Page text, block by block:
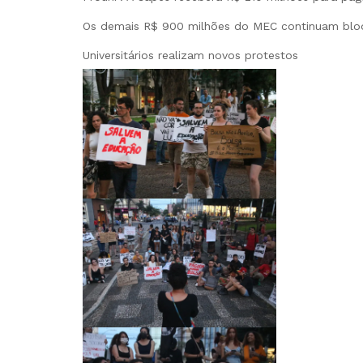
Os demais R$ 900 milhões do MEC continuam
Universitários realizam novos protestos